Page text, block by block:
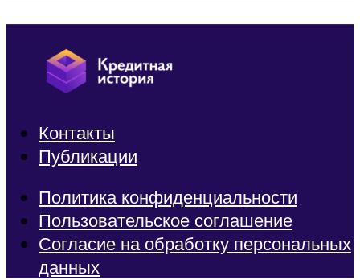
Контакты
Публикации
Политика конфиденциальности
Пользовательское соглашение
Согласие на обработку персональных
данных